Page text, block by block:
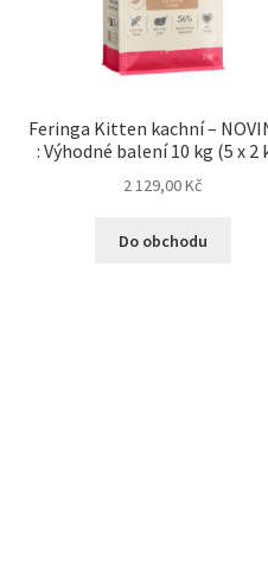
Feringa Kitten kachní –
: Výhodné balení 10 kg (5 x 2
2 129,00Kč
Do obchodu